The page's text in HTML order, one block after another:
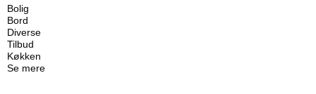
Bolig
Bord
Diverse
Tilbud
Køkken
Se mere